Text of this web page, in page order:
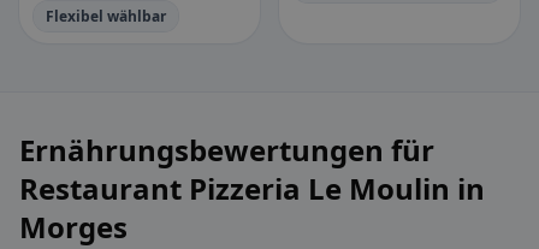
Flexibel wählbar
Ernährungsbewertungen für
Restaurant Pizzeria Le Moulin in
Morges